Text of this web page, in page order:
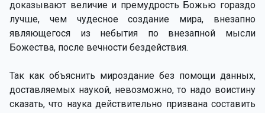
доказывают величие и премудрость Божью гораздо
лучше, чем чудесное создание мира, внезапно
являющегося из небытия по внезапной мысли
Божества, после вечности бездействия.
Так как объяснить мироздание без помощи данных,
доставляемых наукой, невозможно, то надо воистину
сказать, что наука действительно призвана составить